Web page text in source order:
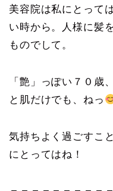
美容院は私にとって
い時から。人様に髪
ものでして。
「艶」っぽい７０歳
と肌だけでも、ねっ
気持ちよく過ごすこ
にとってはね！